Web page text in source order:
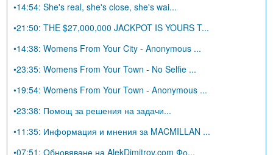
•14:54: She's real, she's close, she's wai...
•21:50: THE $27,000,000 JACKPOT IS YOURS T...
•14:38: Womens From Your City - Anonymous ...
•23:35: Womens From Your Town - No Selfie ...
•19:54: Womens From Your Town - Anonymous ...
•23:38: Помощ за решения на задачи...
•11:35: Информация и мнения за MACMILLAN ...
•07:51: Обновяване на AlekDimitrov.com Фо...